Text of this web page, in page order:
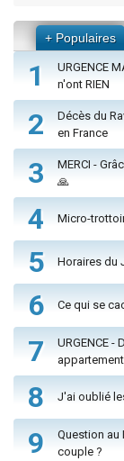
+ Populaires
1
URGENCE
n'ont RIEN
2
Décès du
en France
3
MERCI -
🙏
4 Micro-trottoir
5 Horaires du
6 Ce qui se
7
URGENCE -
8 J'ai oublié
9
Question au
couple ?